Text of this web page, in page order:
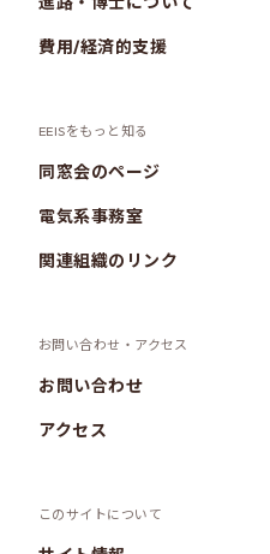
費用/経済的支援
EEISをもっと知る
同窓会のページ
電気系事務室
関連組織のリンク
お問い合わせ・アクセス
お問い合わせ
アクセス
このサイトについて